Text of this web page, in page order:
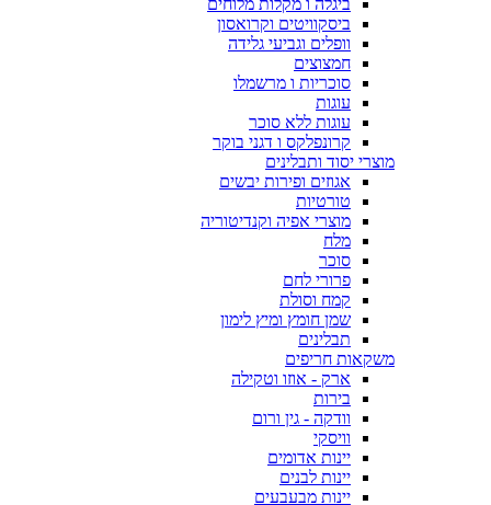
ביגלה ו מקלות מלוחים
ביסקוויטים וקרואסון
וופלים וגביעי גלידה
חמצוצים
סוכריות ו מרשמלו
עוגות
עוגות ללא סוכר
קרונפלקס ו דגני בוקר
מוצרי יסוד ותבלינים
אגוזים ופירות יבשים
טורטיות
מוצרי אפיה וקנדיטוריה
מלח
סוכר
פרורי לחם
קמח וסולת
שמן חומץ ומיץ לימון
תבלינים
משקאות חריפים
ארק - אוזו וטקילה
בירות
וודקה - גין ורום
וויסקי
יינות אדומים
יינות לבנים
יינות מבעבעים